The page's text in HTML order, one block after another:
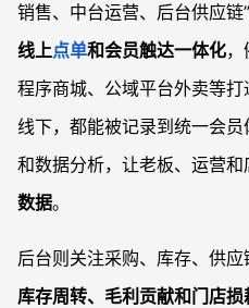
销售、中台运营、后台供应
线上点单和会员触达一体化
程序商城、公域平台外卖等
线下，都能被记录到统一会
和数据分析，让老板、运营和
数据。
后台则关注采购、库存、供
库存周转、毛利贡献和门店损